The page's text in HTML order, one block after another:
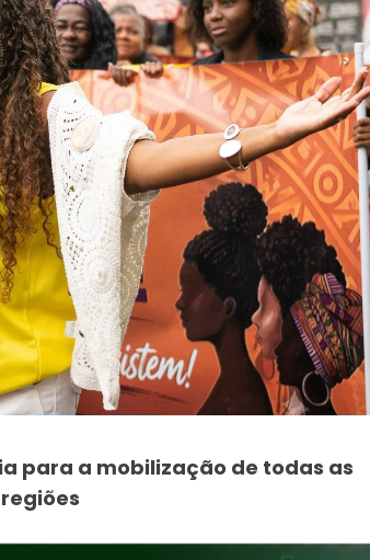
para a mobilização de todas as